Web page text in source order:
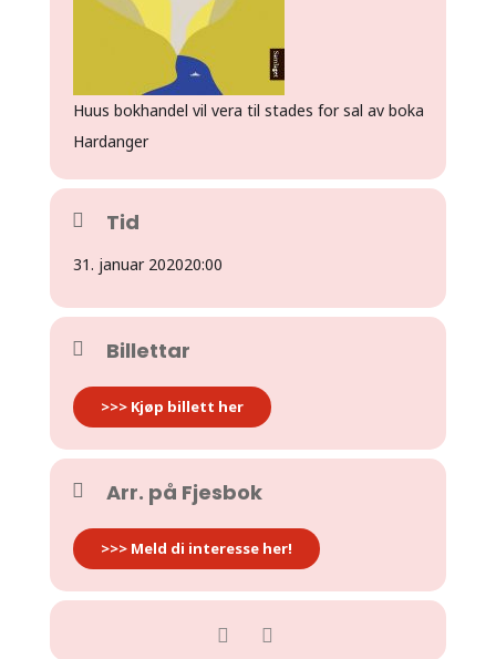
Huus bokhandel vil vera til stades for sal av boka
Hardanger
Tid
31. januar 202020:00
Billettar
>>> Kjøp billett her
Arr. på Fjesbok
>>> Meld di interesse her!